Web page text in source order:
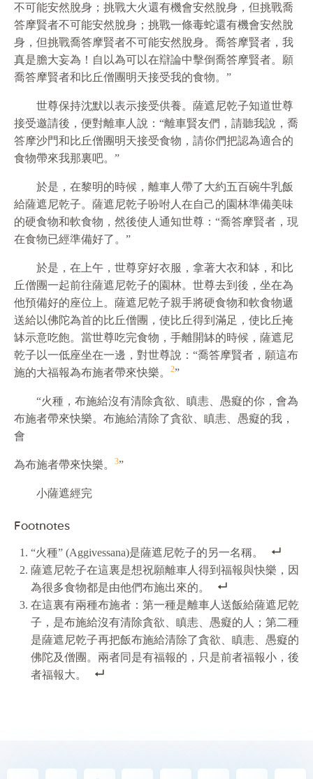
不可能安然脫身；挑戰大火還有機會安然脫身，但挑戰喬
答摩賢者不可能安然脫身；挑戰一條毒蛇還有機會安然脫
身，但挑戰喬答摩賢者不可能安然脫身。喬答摩賢者，我
真是膽大妄為！自以為可以在辯論中擊倒喬答摩賢者。願
喬答摩賢者和比丘僧團明天接受我的食物。”
世尊保持沈默以表示接受供養。薩遮尼乾子知道世尊
接受邀請後，便對離車人說：“離車賢友們，請聽我說，喬
答摩沙門和比丘僧團明天接受食物，請你們把認為適合的
食物帶來我那裏吧。”
於是，在黎明的時候，離車人帶了大約五百碗牛乳飯
給薩遮尼乾子。薩遮尼乾子吩咐人在自己的園林準備美味
的硬食物和軟食物，然後使人通知世尊：“喬答摩賢者，現
在食物已經準備好了。”
於是，在上午，世尊穿好衣服，拿著大衣和缽，和比
丘僧團一起前往薩遮尼乾子的園林。世尊去到後，坐在為
他預備好的座位上。薩遮尼乾子親手將硬食物和軟食物遞
送給以佛陀為首的比丘僧團，使比丘得到滿足，使比丘掩
缽示意吃飽。當世尊吃完食物，手離開缽的時候，薩遮尼
乾子以一低座坐在一邊，對世尊說：“喬答摩賢者，願這布
施的大福報為布施者帶來快樂。
2”
“火種，布施給沒有清除貪欲 、瞋恚、愚癡的你，會為
布施者帶來快樂。布施給清除了貪欲 、瞋恚、愚癡的我，
會
為布施者帶來快樂。 3”
小薩遮經完
Footnotes
“火種” (Aggivessana)是薩遮尼乾子的另一名稱。
薩遮尼乾子在這裏是想祝願離車人得到福報與快樂，因
為很多食物都是由他們布施出來的。
在這裏有兩種布施者：第一種是離車人送飯給薩遮尼乾
子，是布施給沒有清除貪欲 、瞋恚、愚癡的人；第二種
是薩遮尼乾子再把飯布施給清除了貪欲 、瞋恚、愚癡的
佛陀及僧團。兩者同是有福報的，只是前者福報小，後
者福報大。